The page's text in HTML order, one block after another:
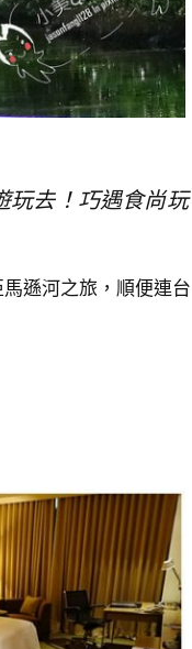
玩去！巧遇食尚玩
遜河之旅，順便連台